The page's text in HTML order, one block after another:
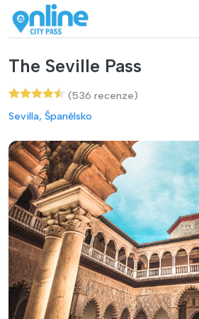
The Seville Pass
(536 recenze)
Sevilla, Španělsko